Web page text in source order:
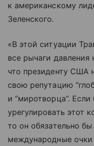
к американскому
Зеленского.
«В этой ситуации
все рычаги давления
что президенту США
свою репутацию
и “миротворца”.
урегулировать этот
то он обязательно
международные